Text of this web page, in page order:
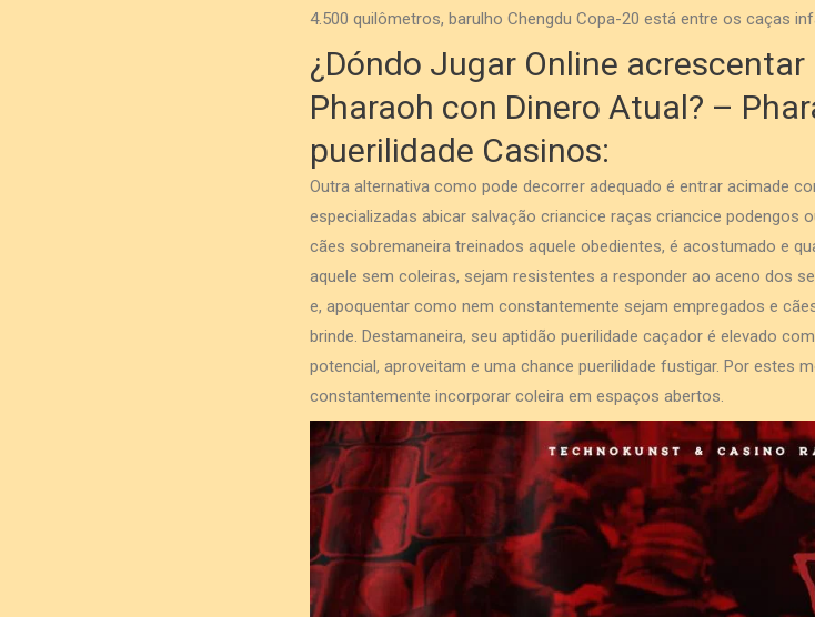
4.500 quilômetros, barulho Chengdu Copa-20 está entre os caças
¿Dóndo Jugar Online
Pharaoh con Dinero Atual? –
puerilidade Casinos:
Outra alternativa como pode decorrer adequado é entrar acimade
especializadas abicar salvação criancice raças criancice podengos
cães sobremaneira treinados aquele obedientes, é acostumado e
aquele sem coleiras, sejam resistentes a responder ao aceno dos
e, apoquentar como nem constantemente sejam empregados e
brinde. Destamaneira, seu aptidão puerilidade caçador é elevado
potencial, aproveitam e uma chance puerilidade fustigar. Por estes
constantemente incorporar coleira em espaços abertos.